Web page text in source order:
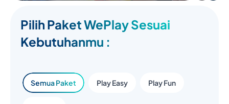
Pilih Paket WePlay Sesuai
Kebutuhanmu :
Semua Paket Play Easy Play Fun